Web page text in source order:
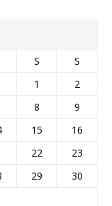
S
S
1
2
8
9
15
16
22
23
29
30